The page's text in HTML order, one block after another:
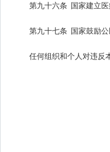
第九十六条 国家建立
第九十七条 国家鼓励
任何组织和个人对违反